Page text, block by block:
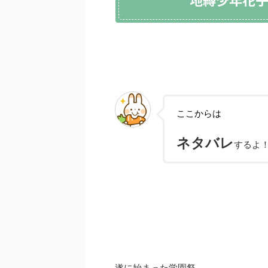
ここからは
ネタバレするよ